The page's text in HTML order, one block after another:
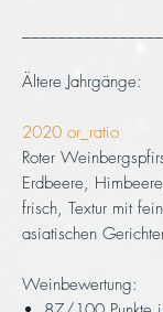
Ältere Jahrgänge:
2020 or_ratio
Roter
Erdbeere,
frisch, Textur mit
asiatischen
Weinbewertung: